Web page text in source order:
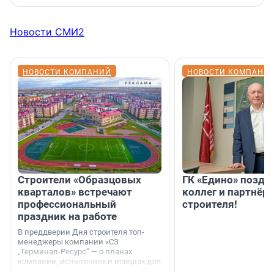
Новости СМИ2
НОВОСТИ КОМПАНИЙ
Строители «Образцовых
кварталов» встречают
профессиональный
праздник на работе
В преддверии Дня строителя топ-
менеджеры компании «СЗ
„Терминал-Ресурс“ — о планах
компании, испытаниях и поводах для
НОВОСТИ
ГК «Едино»
коллег и
строителя!